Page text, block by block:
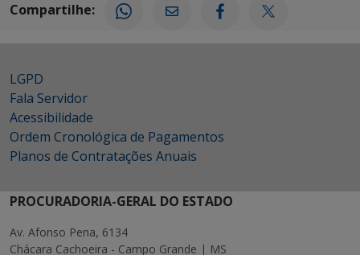
Compartilhe:
LGPD
Fala Servidor
Acessibilidade
Ordem Cronológica de Pagamentos
Planos de Contratações Anuais
PROCURADORIA-GERAL DO ESTADO
Av. Afonso Pena, 6134
Chácara Cachoeira - Campo Grande | MS